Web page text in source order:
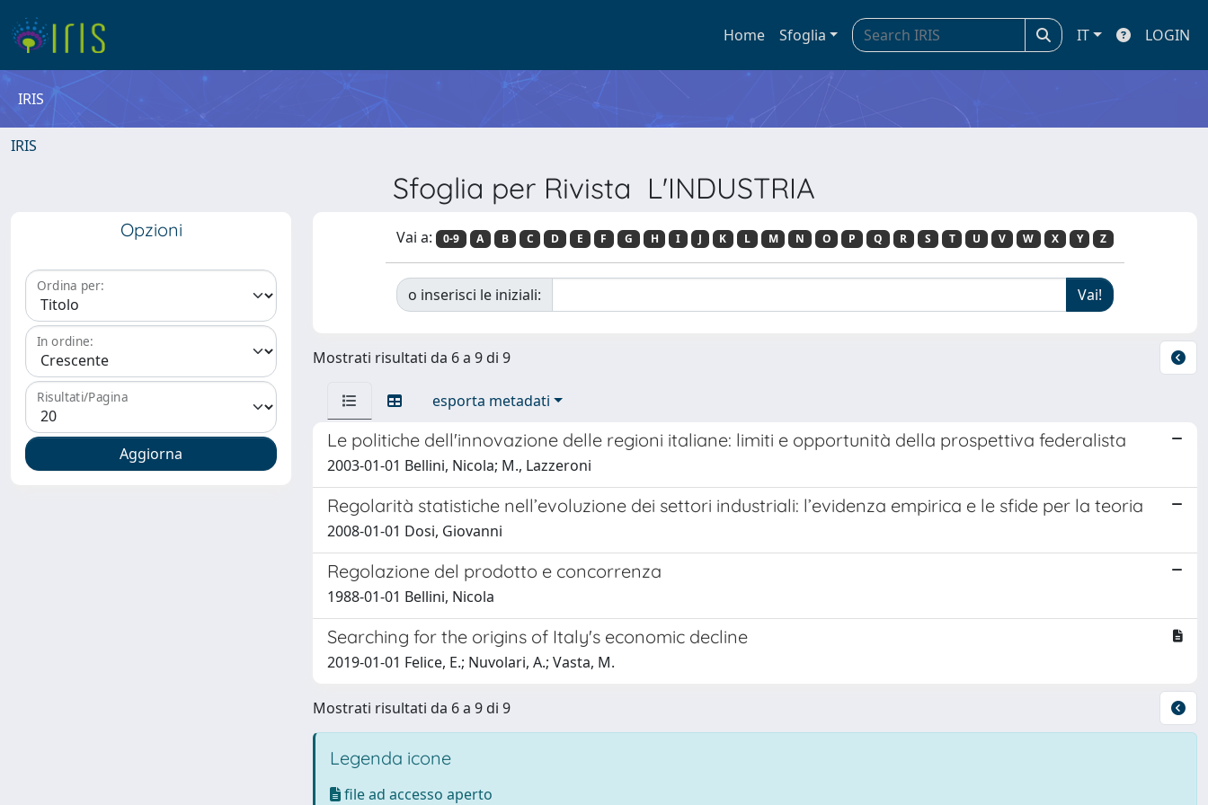
Home Sfoglia IT LOGIN
IRIS
IRIS
Sfoglia per Rivista L'INDUSTRIA
Opzioni
Ordina per:
In ordine:
Risultati/Pagina
Vai a: 0-9 A B C D E F G H I J K L M N O P Q R S T U V W X Y Z
o inserisci le iniziali:
Mostrati risultati da 6 a 9 di 9
esporta metadati
Le politiche dell'innovazione delle regioni italiane: limiti e opportunità della prospettiva federalista
2003-01-01 Bellini, Nicola; M., Lazzeroni
Regolarità statistiche nell’evoluzione dei settori industriali: l’evidenza empirica e le sfide per la teoria
2008-01-01 Dosi, Giovanni
Regolazione del prodotto e concorrenza
1988-01-01 Bellini, Nicola
Searching for the origins of Italy's economic decline
2019-01-01 Felice, E.; Nuvolari, A.; Vasta, M.
Mostrati risultati da 6 a 9 di 9
Legenda icone
file ad accesso aperto